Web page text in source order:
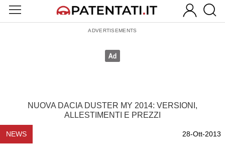
NUOVA DACIA DUSTER MY 2014: VERSIONI,
ALLESTIMENTI E PREZZI
NEWS 28-Ott-2013